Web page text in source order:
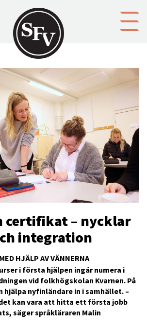
MED HJÄLP AV VÄNNERNA
certifikat – nycklar
integration
i första hjälpen ingår numera i
vid folkhögskolan Kvarnen. På
nyfinländare in i samhället. –
kan vara att hitta ett första jobb
säger språkläraren Malin